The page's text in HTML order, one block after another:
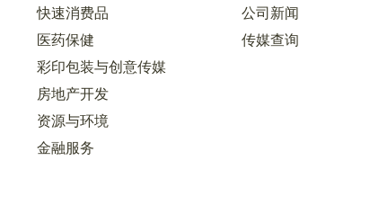
快速消费品
医药保健
彩印包装与创意传媒
房地产开发
资源与环境
金融服务
公司新闻
传媒查询